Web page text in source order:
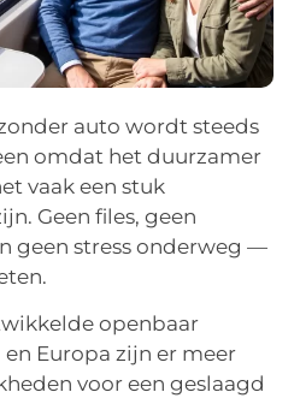
auto wordt steeds
omdat het duurzamer
vaak een stuk
Geen files, geen
geen stress onderweg —
openbaar
Europa zijn er meer
voor een geslaagd